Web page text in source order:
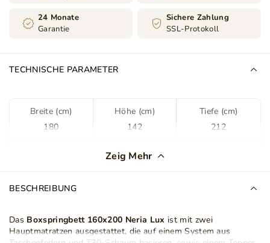
24 Monate
Garantie
Sichere Zahlung
SSL-Protokoll
TECHNISCHE PARAMETER
Breite (cm)
180
Höhe (cm)
142
Tiefe (cm)
212
Braun
Bettkasten Ja
Zeig Mehr
BESCHREIBUNG
Das Boxspringbett 160x200 Neria Lux ist mit zwei
Hauptmatratzen ausgestattet, die auf einem System aus